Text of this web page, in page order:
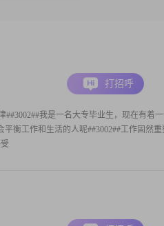
##3002##我是一名大专毕业生，现在有着
平衡工作和生活的人呢##3002##工作固然
打招呼